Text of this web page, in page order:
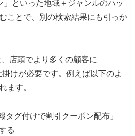
」といった地域＋ジャンルのハッ
ことで、別の検索結果にも引っか
店頭でより多くの顧客に
掛けが必要です。例えば以下のよ
ます。
タグ付けで割引クーポン配布」
る